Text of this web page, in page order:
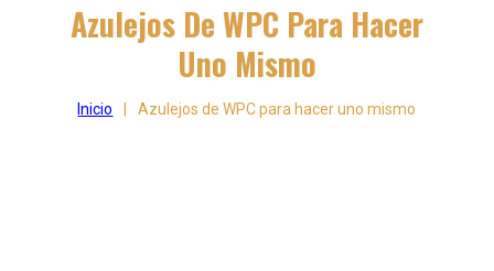
Azulejos De WPC Para Hacer
Uno Mismo
Inicio Azulejos de WPC para hacer uno mismo